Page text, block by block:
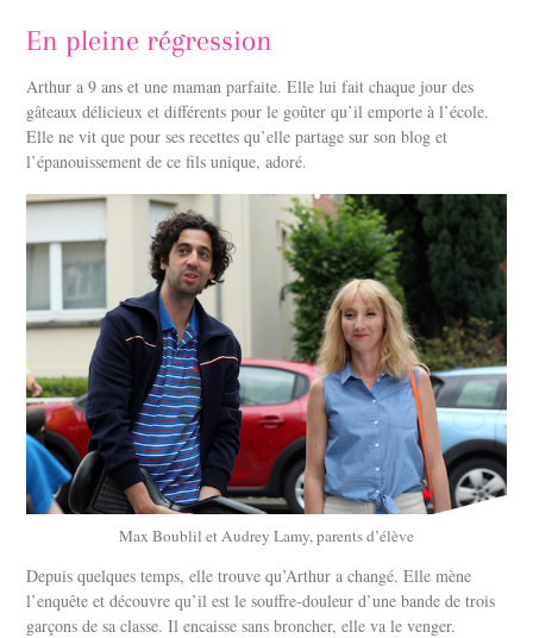
En pleine régression
Arthur a 9 ans et une maman parfaite. Elle lui fait chaque jour des
gâteaux délicieux et différents pour le goûter qu’il emporte à l’école.
Elle ne vit que pour ses recettes qu’elle partage sur son blog et
l’épanouissement de ce fils unique, adoré.
Max Boublil et Audrey Lamy, parents d’élève
Depuis quelques temps, elle trouve qu’Arthur a changé. Elle mène
l’enquête et découvre qu’il est le souffre-douleur d’une bande de trois
garçons de sa classe. Il encaisse sans broncher, elle va le venger.